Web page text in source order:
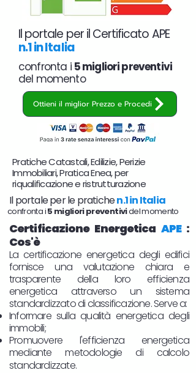
Il portale per il Certificato APE
n.1 in Italia
confronta i 5 migliori preventivi
del momento
Ottieni il miglior Prezzo e Procedi
Pratiche Catastali, Edilizie, Perizie
Immobiliari, Pratica Enea, per
riqualificazione e ristrutturazione
Il portale per le pratichen.1 in Italia
confronta i5 migliori preventividel momento
Certificazione Energetica APE:
Cos'è
La certificazione energetica degli edifici
fornisce una valutazione chiara e
trasparente della loro efficienza
energetica attraverso un sistema
standardizzato di classificazione. Serve a:
Informare sulla qualità energetica degli
immobili;
Promuovere l'efficienza energetica
mediante metodologie di calcolo
standardizzate.